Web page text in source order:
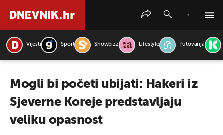
Vijesti Sport Showbizz Lifestyle Putovanja
Mogli bi početi ubijati: Hakeri iz
Sjeverne Koreje predstavljaju
veliku opasnost
PRETRAŽITE VIJESTI